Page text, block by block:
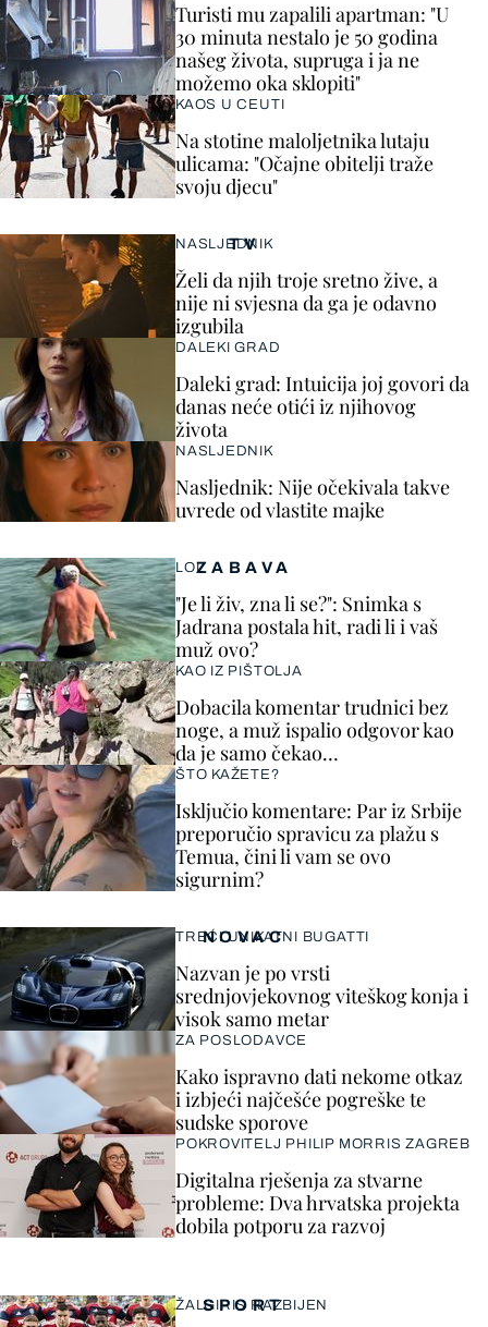
Turisti mu zapalili apartman: "U
30 minuta nestalo je 50 godina
našeg života, supruga i ja ne
možemo oka sklopiti"
KAOS U CEUTI
Na stotine maloljetnika lutaju
ulicama: "Očajne obitelji traže
svoju djecu"
ZABAVA
LOL
"Je li živ, zna li se?": Snimka s
Jadrana postala hit, radi li i vaš
muž ovo?
KAO IZ PIŠTOLJA
Dobacila komentar trudnici bez
noge, a muž ispalio odgovor kao
da je samo čekao…
ŠTO KAŽETE?
Isključio komentare: Par iz Srbije
preporučio spravicu za plažu s
Temua, čini li vam se ovo
sigurnim?
SPORT
ŽALGIRIS RAZBIJEN
TV
NASLJEDNIK
Želi da njih troje sretno žive, a
nije ni svjesna da ga je odavno
izgubila
DALEKI GRAD
Daleki grad: Intuicija joj govori da
danas neće otići iz njihovog
života
NASLJEDNIK
Nasljednik: Nije očekivala takve
uvrede od vlastite majke
NOVAC
TREĆI UNIKATNI BUGATTI
Nazvan je po vrsti
srednjovjekovnog viteškog konja i
visok samo metar
ZA POSLODAVCE
Kako ispravno dati nekome otkaz
i izbjeći najčešće pogreške te
sudske sporove
POKROVITELJ PHILIP MORRIS ZAGREB
Digitalna rješenja za stvarne
probleme: Dva hrvatska projekta
dobila potporu za razvoj